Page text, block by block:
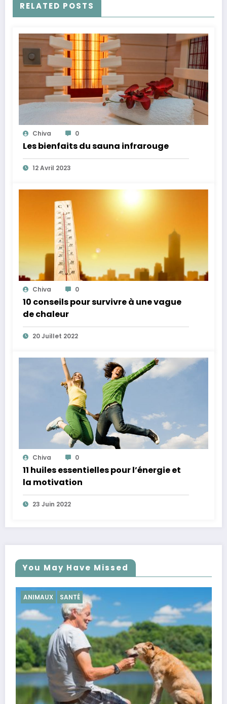
RELATED POSTS
Chiva 0
Les bienfaits du sauna infrarouge
12 Avril 2023
Chiva 0
10 conseils pour survivre à une vague
de chaleur
20 Juillet 2022
Chiva 0
11 huiles essentielles pour l’énergie et
la motivation
23 Juin 2022
You May Have Missed
SANTÉ